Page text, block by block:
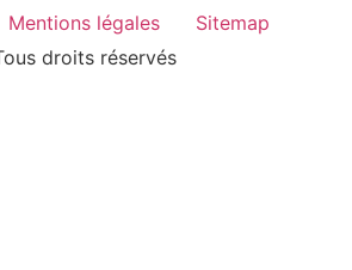
Mentions légales
Sitemap
droits réservés